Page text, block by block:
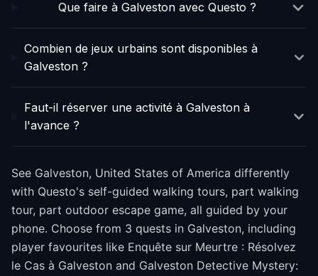
Que faire à Galveston avec Questo ?
Combien de jeux urbains sont disponibles à
Galveston ?
Faut-il réserver une activité à Galveston à
l'avance ?
See Galveston, United States of America differently
with Questo's self-guided walking tours, part walking
tour, part outdoor escape game, all guided by your
phone. Choose from 3 quests in Galveston, including
player favourites like Enquête sur Meurtre : Résolvez
le Cas à Galveston and Galveston Detective Mystery: